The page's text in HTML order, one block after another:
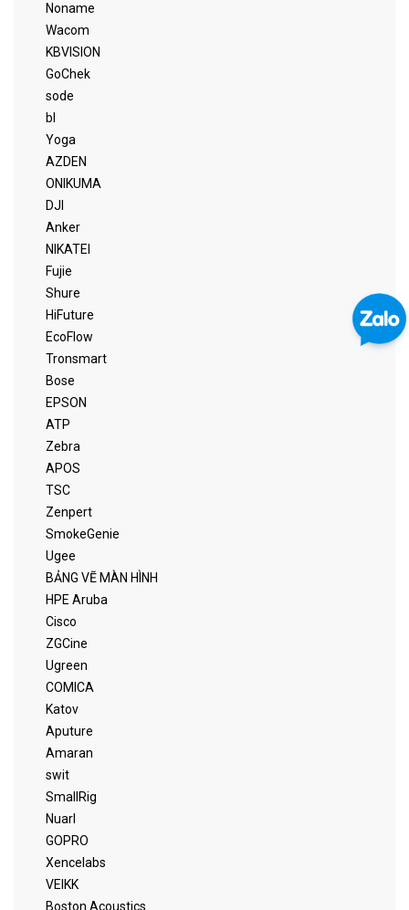
Noname
Wacom
KBVISION
GoChek
sode
bl
Yoga
AZDEN
ONIKUMA
DJI
Anker
NIKATEI
Fujie
Shure
HiFuture
EcoFlow
Tronsmart
Bose
EPSON
ATP
Zebra
APOS
TSC
Zenpert
SmokeGenie
Ugee
BẢNG VẼ MÀN HÌNH
HPE Aruba
Cisco
ZGCine
Ugreen
COMICA
Katov
Aputure
Amaran
swit
SmallRig
Nuarl
GOPRO
Xencelabs
VEIKK
Boston Acoustics